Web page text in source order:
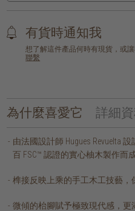
有貨時通知我
想了解這件產品何時有現貨，或
聯繫
為什麼喜愛它 詳細
由法國設計師 Hugues Revuelta
百 FSC™ 認證的實心柚木製作而成
榫接反映上乘的手工木工技藝，
微傾的枱腳賦予極致現代感，更